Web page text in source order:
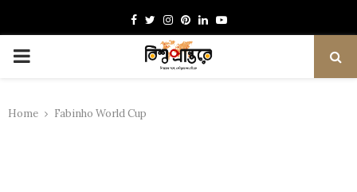
Facebook
TwitterInstagram
Pinterest
LinkedinYoutube
PRIMARY
Home Fabinho World Cup